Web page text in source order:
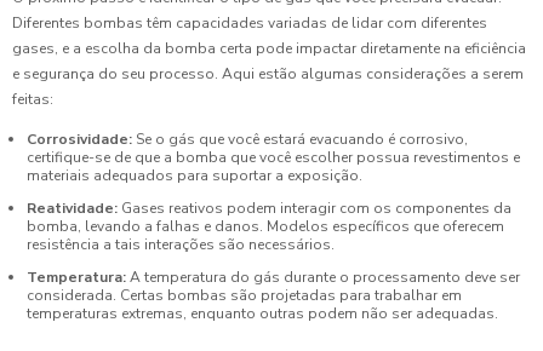
Diferentes bombas têm capacidades variadas de lidar com diferentes
gases, e a escolha da bomba certa pode impactar diretamente na eficiência
e segurança do seu processo. Aqui estão algumas considerações a serem
feitas:
Corrosividade: Se o gás que você estará evacuando é corrosivo,
certifique-se de que a bomba que você escolher possua revestimentos e
materiais adequados para suportar a exposição.
Reatividade: Gases reativos podem interagir com os componentes da
bomba, levando a falhas e danos. Modelos específicos que oferecem
resistência a tais interações são necessários.
Temperatura:A temperatura do gás durante o processamento deve ser
considerada. Certas bombas são projetadas para trabalhar em
temperaturas extremas, enquanto outras podem não ser adequadas.